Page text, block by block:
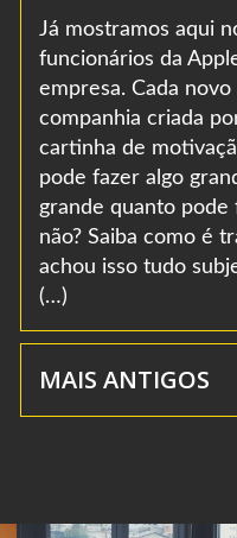
Já mostramos aqui
funcionários da
empresa. Cada
companhia criada
cartinha de
pode fazer algo
grande quanto pode
não? Saiba como é
achou isso tudo
(…)
MAIS ANTIGOS